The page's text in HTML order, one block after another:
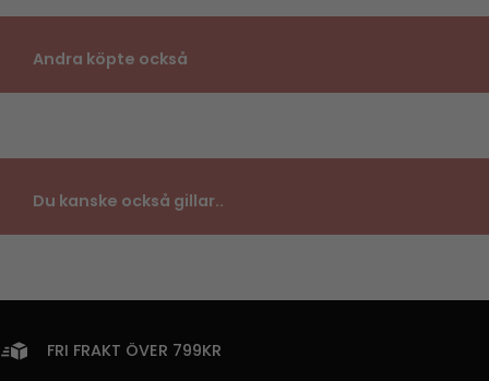
Andra köpte också
Du kanske också gillar..
FRI FRAKT ÖVER 799KR